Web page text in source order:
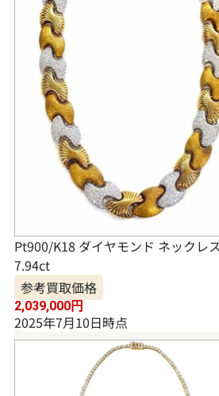
Pt900/K18 ダイヤモンド ネックレ
7.94ct
参考買取価格
2,039,000円
2025年7月10日時点